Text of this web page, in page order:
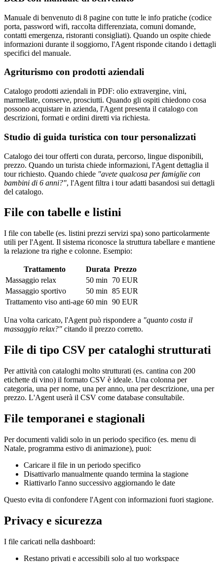
Manuale di benvenuto di 8 pagine con tutte le info pratiche (codice
porta, password wifi, raccolta differenziata, comuni domande,
contatti emergenza, ristoranti consigliati). Quando un ospite chiede
informazioni durante il soggiorno, l'Agent risponde citando i dettagli
specifici del manuale.
Agriturismo con prodotti aziendali
Catalogo prodotti aziendali in PDF: olio extravergine, vini,
marmellate, conserve, prosciutti. Quando gli ospiti chiedono cosa
possono acquistare in azienda, l'Agent presenta il catalogo con
descrizioni, formati e ordini diretti via richiesta.
Studio di guida turistica con tour personalizzati
Catalogo dei tour offerti con durata, percorso, lingue disponibili,
prezzo. Quando un turista chiede informazioni, l'Agent dettaglia il
tour richiesto. Quando chiede "avete qualcosa per famiglie con
bambini di 6 anni?", l'Agent filtra i tour adatti basandosi sui dettagli
del catalogo.
File con tabelle e listini
I file con tabelle (es. listini prezzi servizi spa) sono particolarmente
utili per l'Agent. Il sistema riconosce la struttura tabellare e mantiene
la relazione tra righe e colonne. Esempio:
Trattamento Durata Prezzo
Massaggio relax
50 min
70 EUR
Massaggio sportivo
50 min 85 EUR
Trattamento viso anti-age 60 min 90 EUR
Una volta caricato, l'Agent può rispondere a "quanto costa il
massaggio relax?" citando il prezzo corretto.
File di tipo CSV per cataloghi strutturati
Per attività con cataloghi molto strutturati (es. cantina con 200
etichette di vino) il formato CSV è ideale. Una colonna per
categoria, una per nome, una per anno, una per descrizione, una per
prezzo. L'Agent userà il CSV come database consultabile.
File temporanei e stagionali
Per documenti validi solo in un periodo specifico (es. menu di
Natale, programma estivo di animazione), puoi:
Caricare il file in un periodo specifico
Disattivarlo manualmente quando termina la stagione
Riattivarlo l'anno successivo aggiornando le date
Questo evita di confondere l'Agent con informazioni fuori stagione.
Privacy e sicurezza
I file caricati nella dashboard:
Restano privati e accessibili solo al tuo workspace